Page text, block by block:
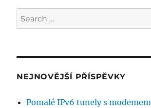
Search
for:
NEJNOVĚJŠÍ PŘÍSPĚVKY
Pomalé IPv6 tunely s